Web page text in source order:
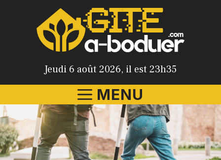
Jeudi 6 août 2026, il est 23h35
MENU